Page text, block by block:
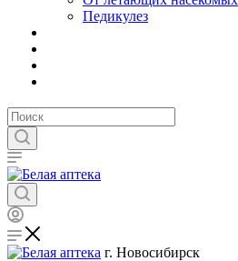
Педикулез
г. Новосибирск